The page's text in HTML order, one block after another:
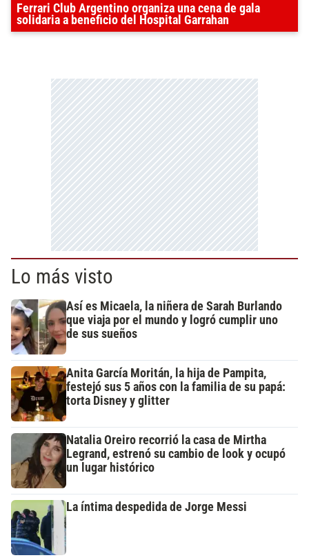
Ferrari Club Argentino organiza una cena de gala
solidaria a beneficio del Hospital Garrahan
Lo más visto
Así es Micaela, la niñera de Sarah Burlando
que viaja por el mundo y logró cumplir uno
de sus sueños
Anita García Moritán, la hija de Pampita,
festejó sus 5 años con la familia de su papá:
torta Disney y glitter
Natalia Oreiro recorrió la casa de Mirtha
Legrand, estrenó su cambio de look y ocupó
un lugar histórico
La íntima despedida de Jorge Messi